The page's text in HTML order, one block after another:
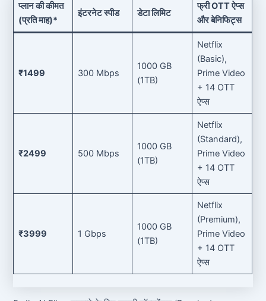
प्लान की कीमत
(प्रति माह)*
इंटरनेट स्पीड डेटा लिमिट
फ्री OTT ऐप्स
और बेनिफिट्स
₹1499 300 Mbps
1000 GB
(1TB)
Netflix
(Basic),
Prime Video
+ 14 OTT
ऐप्स
₹2499 500 Mbps
1000 GB
(1TB)
Netflix
(Standard),
Prime Video
+ 14 OTT
ऐप्स
₹3999 1 Gbps
1000 GB
(1TB)
Netflix
(Premium),
Prime Video
+ 14 OTT
ऐप्स